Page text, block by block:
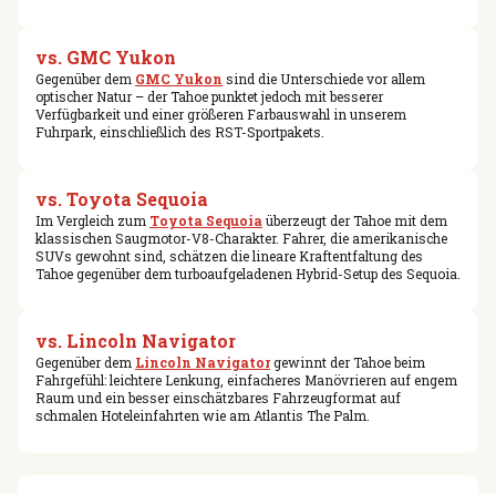
vs. GMC Yukon
Gegenüber dem GMC Yukon sind die Unterschiede vor allem
optischer Natur – der Tahoe punktet jedoch mit besserer
Verfügbarkeit und einer größeren Farbauswahl in unserem
Fuhrpark, einschließlich des RST-Sportpakets.
vs. Toyota Sequoia
Im Vergleich zum Toyota Sequoiaüberzeugt der Tahoe mit dem
klassischen Saugmotor-V8-Charakter. Fahrer, die amerikanische
SUVs gewohnt sind, schätzen die lineare Kraftentfaltung des
Tahoe gegenüber dem turboaufgeladenen Hybrid-Setup des Sequoia.
vs. Lincoln Navigator
Gegenüber dem Lincoln Navigatorgewinnt der Tahoe beim
Fahrgefühl: leichtere Lenkung, einfacheres Manövrieren auf engem
Raum und ein besser einschätzbares Fahrzeugformat auf
schmalen Hoteleinfahrten wie am Atlantis The Palm.